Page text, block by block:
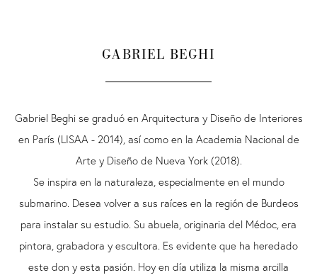
GABRIEL BEGHI
Gabriel Beghi se graduó en Arquitectura y Diseño de Interiores
en París (LISAA - 2014), así como en la Academia Nacional de
Arte y Diseño de Nueva York (2018).
Se inspira en la naturaleza, especialmente en el mundo
submarino. Desea volver a sus raíces en la región de Burdeos
para instalar su estudio. Su abuela, originaria del Médoc, era
pintora, grabadora y escultora. Es evidente que ha heredado
este don y esta pasión. Hoy en día utiliza la misma arcilla